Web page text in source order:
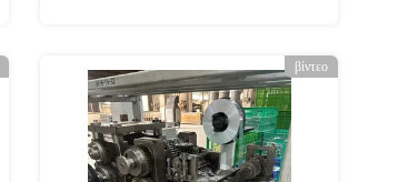
βίντεο